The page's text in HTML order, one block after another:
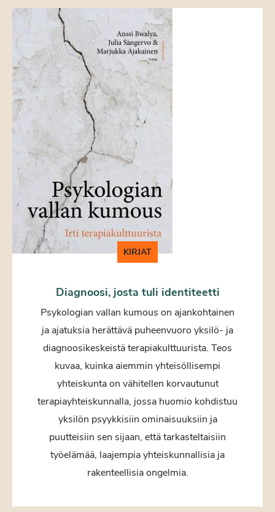
KIRJAT
Diagnoosi, josta tuli identiteetti
Psykologian vallan kumous on ajankohtainen
ja ajatuksia herättävä puheenvuoro yksilö- ja
diagnoosikeskeistä terapiakulttuurista. Teos
kuvaa, kuinka aiemmin yhteisöllisempi
yhteiskunta on vähitellen korvautunut
terapiayhteiskunnalla, jossa huomio kohdistuu
yksilön psyykkisiin ominaisuuksiin ja
puutteisiin sen sijaan, että tarkasteltaisiin
työelämää, laajempia yhteiskunnallisia ja
rakenteellisia ongelmia.